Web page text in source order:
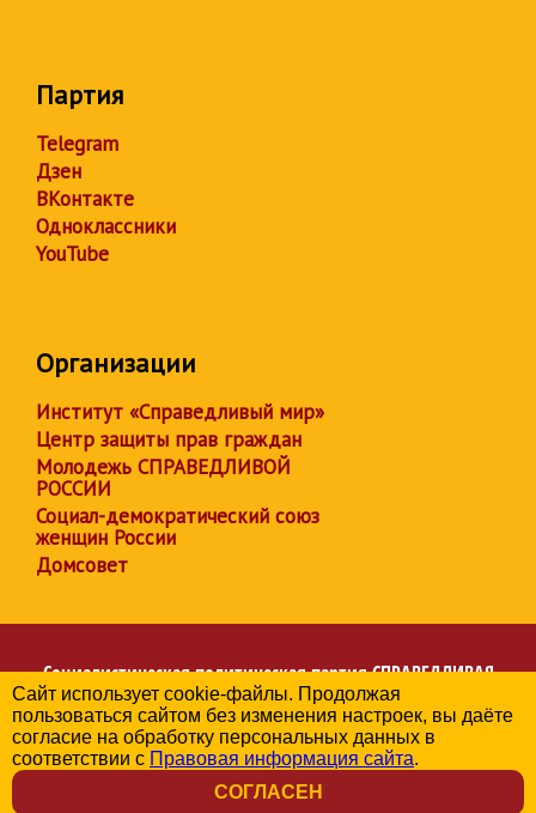
Партия
Telegram
Дзен
ВКонтакте
Одноклассники
YouTube
Организации
Институт «Справедливый мир»
Центр защиты прав граждан
Молодежь СПРАВЕДЛИВОЙ
РОССИИ
Социал-демократический союз
женщин России
Домсовет
Социалистическая политическая партияСПРАВЕДЛИВАЯ
РОССИЯ
Региональное отделение партии в Республике Карелия
© 2006-2026
Политика в отношении обработки персональных данных
Сайт использует cookie-файлы. Продолжая
пользоваться сайтом без изменения настроек, вы даёте
согласие на обработку персональных данных в
соответствии с Правовая информация сайта.
СОГЛАСЕН